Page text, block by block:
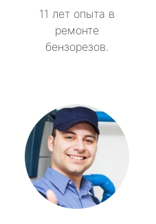
11 лет опыта в
ремонте
бензорезов.